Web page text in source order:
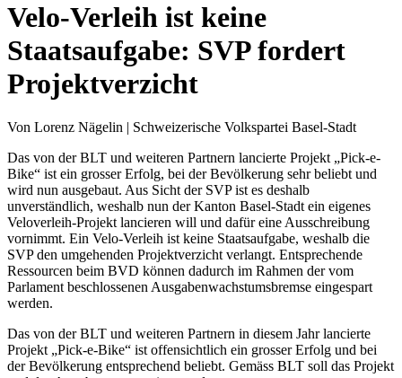
Velo-Verleih ist keine
Staatsaufgabe: SVP fordert
Projektverzicht
Von Lorenz Nägelin | Schweizerische Volkspartei Basel-Stadt
Das von der BLT und weiteren Partnern lancierte Projekt „Pick-e-
Bike“ ist ein grosser Erfolg, bei der Bevölkerung sehr beliebt und
wird nun ausgebaut. Aus Sicht der SVP ist es deshalb
unverständlich, weshalb nun der Kanton Basel-Stadt ein eigenes
Veloverleih-Projekt lancieren will und dafür eine Ausschreibung
vornimmt. Ein Velo-Verleih ist keine Staatsaufgabe, weshalb die
SVP den umgehenden Projektverzicht verlangt. Entsprechende
Ressourcen beim BVD können dadurch im Rahmen der vom
Parlament beschlossenen Ausgabenwachstumsbremse eingespart
werden.
Das von der BLT und weiteren Partnern in diesem Jahr lancierte
Projekt „Pick-e-Bike“ ist offensichtlich ein grosser Erfolg und bei
der Bevölkerung entsprechend beliebt. Gemäss BLT soll das Projekt